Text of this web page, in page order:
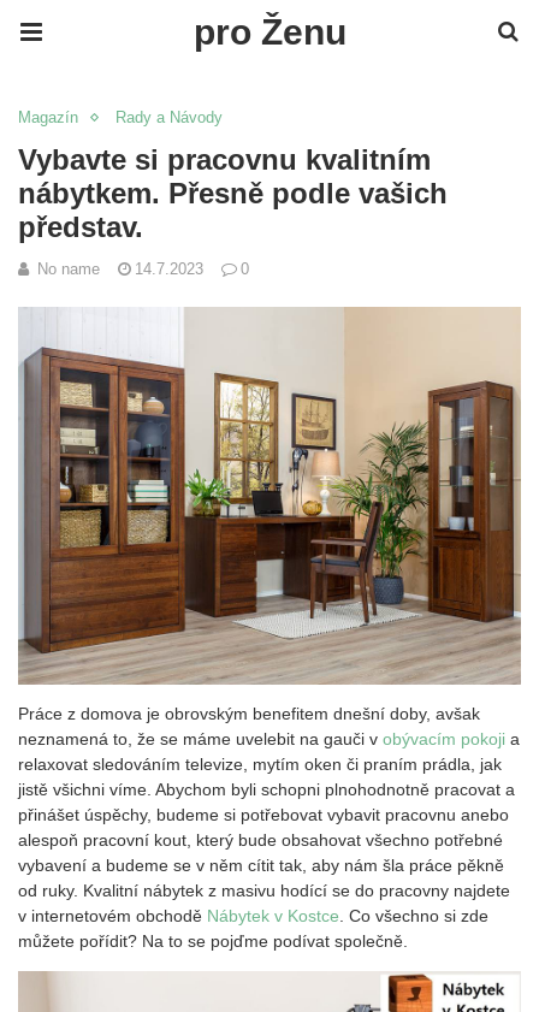
pro Ženu
Magazín Rady a Návody
Vybavte si pracovnu kvalitním
nábytkem. Přesně podle vašich
představ.
No name 14.7.2023 0
Práce z domova je obrovským benefitem dnešní doby, avšak
neznamená to, že se máme uvelebit na gauči v obývacím pokoji a
relaxovat sledováním televize, mytím oken či praním prádla, jak
jistě všichni víme. Abychom byli schopni plnohodnotně pracovat a
přinášet úspěchy, budeme si potřebovat vybavit pracovnu anebo
alespoň pracovní kout, který bude obsahovat všechno potřebné
vybavení a budeme se v něm cítit tak, aby nám šla práce pěkně
od ruky. Kvalitní nábytek z masivu hodící se do pracovny najdete
v internetovém obchodě Nábytek v Kostce . Co všechno si zde
můžete pořídit? Na to se pojďme podívat společně.